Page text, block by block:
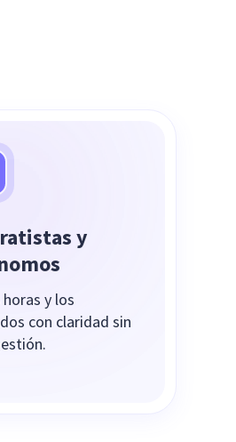
y
horas y los
con claridad sin